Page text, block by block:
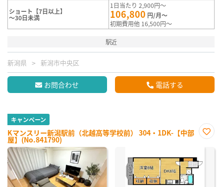
ショート【7日以上】
～30日未満
1日当たり 2,900円～
106,800 円/月～
初期費用他 16,500円～
駅近
新潟県 新潟市中央区
お問合わせ 電話する
キャンペーン
Kマンスリー新潟駅前（北越高等学校前） 304・1DK-【中部
屋】(No.841790)
に入
録